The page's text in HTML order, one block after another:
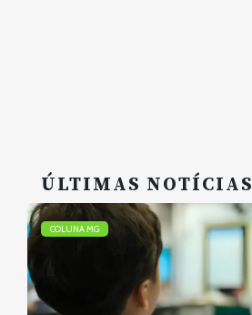
ÚLTIMAS NOTÍCIAS
COLUNA MG